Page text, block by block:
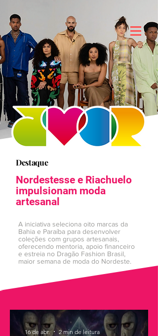
Destaque
Nordestesse e Riachuelo
impulsionam moda
artesanal
A iniciativa seleciona oito marcas da
Bahia e Paraíba para desenvolver
coleções com grupos artesanais,
oferecendo mentoria, apoio financeiro
e estreia no Dragão Fashion Brasil,
maior semana de moda do Nordeste.
16 de abr. 2 min de leitura